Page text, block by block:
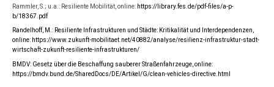
Rammler, S.; u.a.: Resiliente Mobilität, online: https://library.fes.de/pdf-files/a-p-
b/18367.pdf
Randelhoff, M.: Resiliente Infrastrukturen und Städte: Kritikalität und Interdependenzen,
online: https://www.zukunft-mobilitaet.net/40882/analyse/resilienz-infrastruktur-stadt-
wirtschaft-zukunft-resiliente-infrastrukturen/
BMDV: Gesetz über die Beschaffung sauberer Straßenfahrzeuge, online:
https://bmdv.bund.de/SharedDocs/DE/Artikel/G/clean-vehicles-directive.html